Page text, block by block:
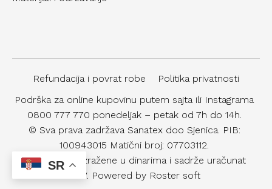
Refundacija i povrat robe
Politika privatnosti
Podrška za online kupovinu putem sajta ili Instagrama
0800 777 770 ponedeljak – petak od 7h do 14h.
© Sva prava zadržava Sanatex doo Sjenica. PIB:
100943015 Matični broj: 07703112.
Sve cene su izražene u dinarima i sadrže uračunat
PDV. Powered by Roster soft
SR